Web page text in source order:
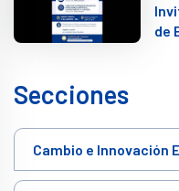
de
Secciones
Cambio e Innovación